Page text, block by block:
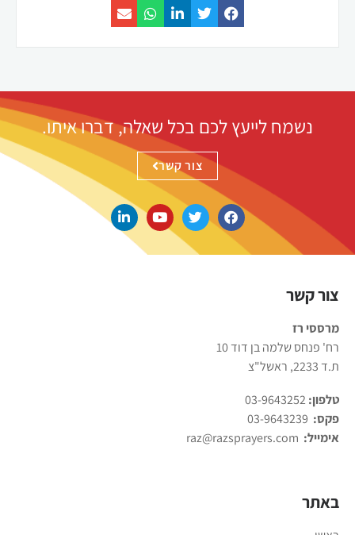
נשמח לייעץ לכם בכל שאלה, דברו איתו.
צור קשר
צור קשר
מרססי רז
רח' פנחס שלמה בן דוד 10
ת.ד 2233, ראשל"צ
טלפון:03-9643252
פקס:
אימייל: raz@razsprayers.com
באתר